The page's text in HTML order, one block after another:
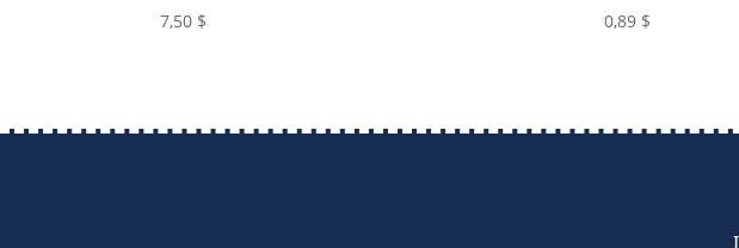
7,50 $ 0,89 $